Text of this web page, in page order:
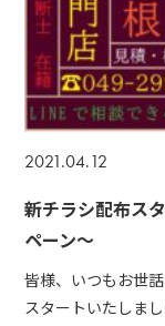
2021.04.12
新チラシ配布ス
ペーン～
皆様、いつもお世
スタートいたしま